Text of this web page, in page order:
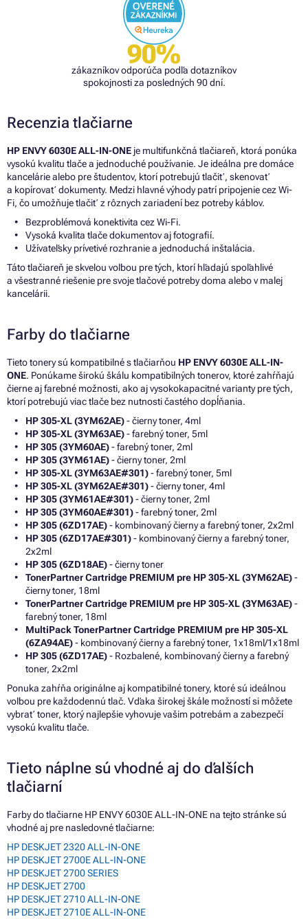
90%
zákazníkov odporúča podľa dotazníkov
spokojnosti za posledných 90 dní.
Recenzia tlačiarne
HP ENVY 6030E ALL-IN-ONE je multifunkčná tlačiareň, ktorá ponúka
vysokú kvalitu tlače a jednoduché používanie. Je ideálna pre domáce
kancelárie alebo pre študentov, ktorí potrebujú tlačiť, skenovať
a kopírovať dokumenty. Medzi hlavné výhody patrí pripojenie cez Wi-
Fi, čo umožňuje tlačiť z rôznych zariadení bez potreby káblov.
Bezproblémová konektivita cez Wi-Fi.
Vysoká kvalita tlače dokumentov aj fotografií.
Užívateľsky prívetivé rozhranie a jednoduchá inštalácia.
Táto tlačiareň je skvelou voľbou pre tých, ktorí hľadajú spoľahlivé
a všestranné riešenie pre svoje tlačové potreby doma alebo v malej
kancelárii.
Farby do tlačiarne
Tieto tonery sú kompatibilné s tlačiarňou HP ENVY 6030E ALL-IN-
ONE. Ponúkame širokú škálu kompatibilných tonerov, ktoré zahŕňajú
čierne aj farebné možnosti, ako aj vysokokapacitné varianty pre tých,
ktorí potrebujú viac tlače bez nutnosti častého dopĺňania.
HP 305-XL (3YM62AE)- čierny toner, 4ml
HP 305-XL (3YM63AE)- farebný toner, 5ml
HP 305 (3YM60AE)- farebný toner, 2ml
HP 305 (3YM61AE)- čierny toner, 2ml
HP 305-XL (3YM63AE#301)- farebný toner, 5ml
HP 305-XL (3YM62AE#301)- čierny toner, 4ml
HP 305 (3YM61AE#301)- čierny toner, 2ml
HP 305 (3YM60AE#301)- farebný toner, 2ml
HP 305 (6ZD17AE)- kombinovaný čierny a farebný toner, 2x2ml
HP 305 (6ZD17AE#301)- kombinovaný čierny a farebný toner,
2x2ml
HP 305 (6ZD18AE)- čierny toner
TonerPartner Cartridge PREMIUM pre HP 305-XL (3YM62AE)-
čierny toner, 18ml
TonerPartner Cartridge PREMIUM pre HP 305-XL (3YM63AE)-
farebný toner, 18ml
MultiPack TonerPartner Cartridge PREMIUM pre HP 305-XL
(6ZA94AE)- kombinovaný čierny a farebný toner, 1x18ml/1x18ml
HP 305 (6ZD17AE)- Rozbalené, kombinovaný čierny a farebný
toner, 2x2ml
Ponuka zahŕňa originálne aj kompatibilné tonery, ktoré sú ideálnou
voľbou pre každodennú tlač. Vďaka širokej škále možností si môžete
vybrať toner, ktorý najlepšie vyhovuje vašim potrebám a zabezpečí
vysokú kvalitu tlače.
Tieto náplne sú vhodné aj do ďalších
tlačiarní
Farby do tlačiarne HP ENVY 6030E ALL-IN-ONE na tejto stránke sú
vhodné aj pre nasledovné tlačiarne:
HP DESKJET 2320 ALL-IN-ONE
HP DESKJET 2700E ALL-IN-ONE
HP DESKJET 2700 SERIES
HP DESKJET 2700
HP DESKJET 2710 ALL-IN-ONE
HP DESKJET 2710E ALL-IN-ONE